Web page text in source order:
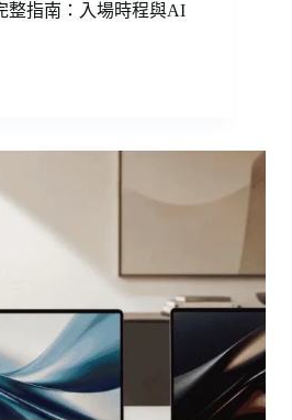
整指南：入場時程與AI